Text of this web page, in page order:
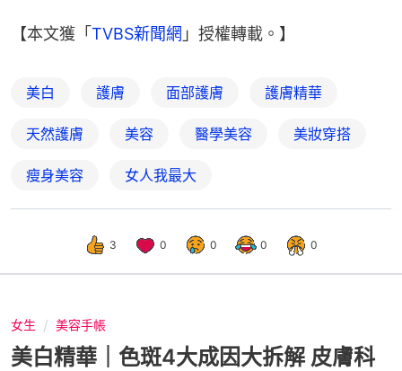
【本文獲「TVBS新聞網 」授權轉載。】
美白 護膚 面部護膚 護膚精華
天然護膚 美容 醫學美容 美妝穿搭
瘦身美容 女人我最大
3 0 0 0 0
女生 美容手帳
美白精華｜色斑4大成因大拆解 皮膚科